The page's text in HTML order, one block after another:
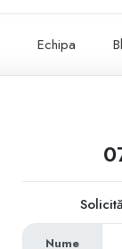
Echipa
Nume